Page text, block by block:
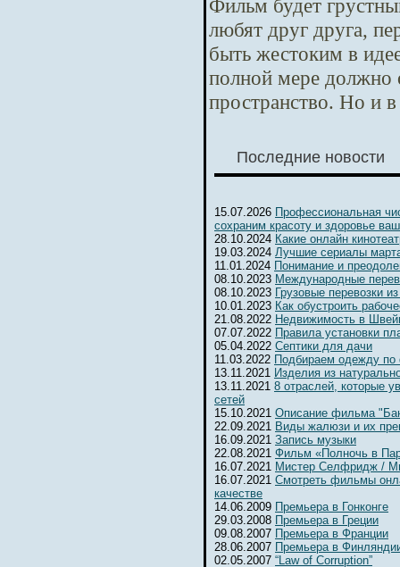
Фильм будет
любят друг друга,
быть жестоким в
полной мере должно
пространство. Но и
Последние новости
15.07.2026 Профессиональная
сохраним красоту и здоровье
28.10.2024 Какие онлайн
19.03.2024 Лучшие сериалы
11.01.2024 Понимание и
08.10.2023 Международные
08.10.2023 Грузовые перевозки
10.01.2023 Как обустроить
21.08.2022 Недвижимость в
07.07.2022 Правила установки
05.04.2022 Септики для дачи
11.03.2022 Подбираем одежду по
13.11.2021 Изделия из
13.11.2021 8 отраслей, которые
сетей
15.10.2021 Описание фильма
22.09.2021 Виды жалюзи и их
16.09.2021 Запись музыки
22.08.2021 Фильм «Полночь в
16.07.2021 Мистер Селфридж /
16.07.2021 Смотреть фильмы
качестве
14.06.2009 Премьера в Гонконге
29.03.2008 Премьера в Греции
09.08.2007 Премьера в Франции
28.06.2007 Премьера в
02.05.2007 “Law of Corruption”